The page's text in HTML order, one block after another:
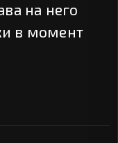
на него
в момент